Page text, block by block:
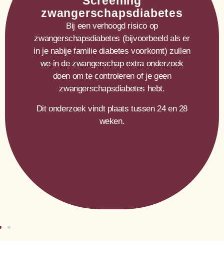
zwangerschapsdiabetes
Bij een verhoogd risico op
zwangerschapsdiabetes (bijvoorbeeld als er
in je nabije familie diabetes voorkomt) zullen
we in de zwangerschap extra onderzoek
doen om te controleren of je geen
zwangerschapsdiabetes hebt.
Dit onderzoek vindt plaats tussen 24 en 28
weken.